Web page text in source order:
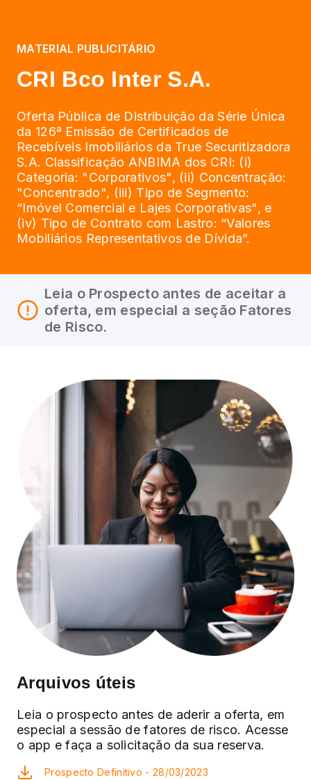
MATERIAL PUBLICITÁRIO
CRI Bco Inter S.A.
Oferta Pública de Distribuição da Série Única
da 126ª Emissão de Certificados de
Recebíveis Imobiliários da True Securitizadora
S.A. Classificação ANBIMA dos CRI: (i)
Categoria: "Corporativos", (ii) Concentração:
"Concentrado", (iii) Tipo de Segmento:
“Imóvel Comercial e Lajes Corporativas", e
(iv) Tipo de Contrato com Lastro: “Valores
Mobiliários Representativos de Dívida”.
Leia o Prospecto antes de aceitar a
oferta, em especial a seção Fatores
de Risco.
Arquivos úteis
Leia o prospecto antes de aderir a oferta, em
especial a sessão de fatores de risco. Acesse
o app e faça a solicitação da sua reserva.
Prospecto Definitivo - 28/03/2023